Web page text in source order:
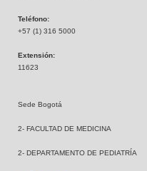
Teléfono:
+57 (1) 316 5000
Extensión:
11623
Sede Bogotá
2- FACULTAD DE MEDICINA
2- DEPARTAMENTO DE PEDIATRÍA